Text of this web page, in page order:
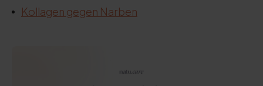
Kollagen gegen Narben